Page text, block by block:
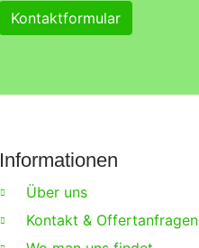
Kontaktformular
Informationen
Über uns
Kontakt & Offertanfragen